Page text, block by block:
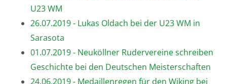
U23 WM
26.07.2019 - Lukas Oldach bei der U23 WM in
Sarasota
01.07.2019 - Neuköllner Rudervereine schreiben
Geschichte bei den Deutschen Meisterschaften
24.06.2019 - Medaillenregen für den Wiking bei